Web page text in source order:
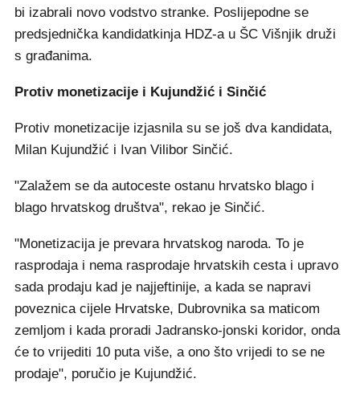
bi izabrali novo vodstvo stranke. Poslijepodne se
predsjednička kandidatkinja HDZ-a u ŠC Višnjik druži
s građanima.
Protiv monetizacije i Kujundžić i Sinčić
Protiv monetizacije izjasnila su se još dva kandidata,
Milan Kujundžić i Ivan Vilibor Sinčić.
"Zalažem se da autoceste ostanu hrvatsko blago i
blago hrvatskog društva", rekao je Sinčić.
"Monetizacija je prevara hrvatskog naroda. To je
rasprodaja i nema rasprodaje hrvatskih cesta i upravo
sada prodaju kad je najjeftinije, a kada se napravi
poveznica cijele Hrvatske, Dubrovnika sa maticom
zemljom i kada proradi Jadransko-jonski koridor, onda
će to vrijediti 10 puta više, a ono što vrijedi to se ne
prodaje", poručio je Kujundžić.